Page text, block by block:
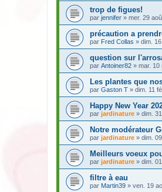
trop de figues!
par jennifer » mer. 29
précaution a
par Fred Collas » dim.
question sur
par Antoiner82 » mar. 10
Les plantes que
par Gaston T » dim. 11
Happy New Year
par jardinature » dim.
Notre modérateur
par jardinature » dim.
Meilleurs voeux
par jardinature » dim.
filtre à eau
par Martin39 » ven. 19